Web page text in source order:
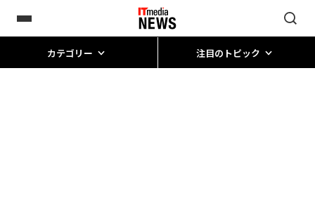
カテゴリー 注目のトピック